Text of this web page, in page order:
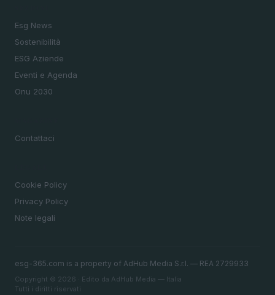
Esg News
Sostenibilità
ESG Aziende
Eventi e Agenda
Onu 2030
Contattaci
Cookie Policy
Privacy Policy
Note legali
esg-365.com is a property of AdHub Media S.r.l. — REA 2729933
Copyright © 2026 · Edito da AdHub Media — Italia
Tutti i diritti riservati